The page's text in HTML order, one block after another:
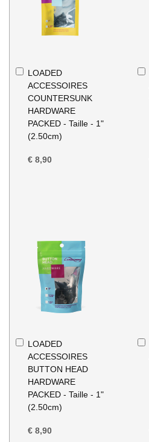
LOADED
ACCESSOIRES
COUNTERSUNK
HARDWARE
PACKED - Taille - 1"
(2.50cm)
€ 8,90
In
Winkelwagen
LOADED
ACCESSOIRES
BUTTON HEAD
HARDWARE
PACKED - Taille - 1"
(2.50cm)
€ 8,90
In
Winkelwagen